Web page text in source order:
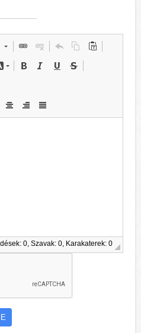
0, Szavak: 0, Karakaterek: 0